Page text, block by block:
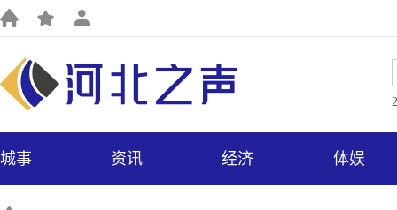
城事 资讯 经济 体娱